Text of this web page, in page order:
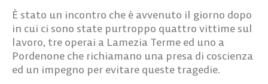
È stato un incontro che è avvenuto il giorno dopo
in cui ci sono state purtroppo quattro vittime sul
lavoro, tre operai a Lamezia Terme ed uno a
Pordenone che richiamano una presa di coscienza
ed un impegno per evitare queste tragedie.